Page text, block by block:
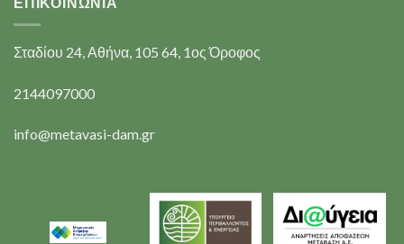
Σταδίου 24, Αθήνα, 105 64, 1ος Όροφος
2144097000
info@metavasi-dam.gr